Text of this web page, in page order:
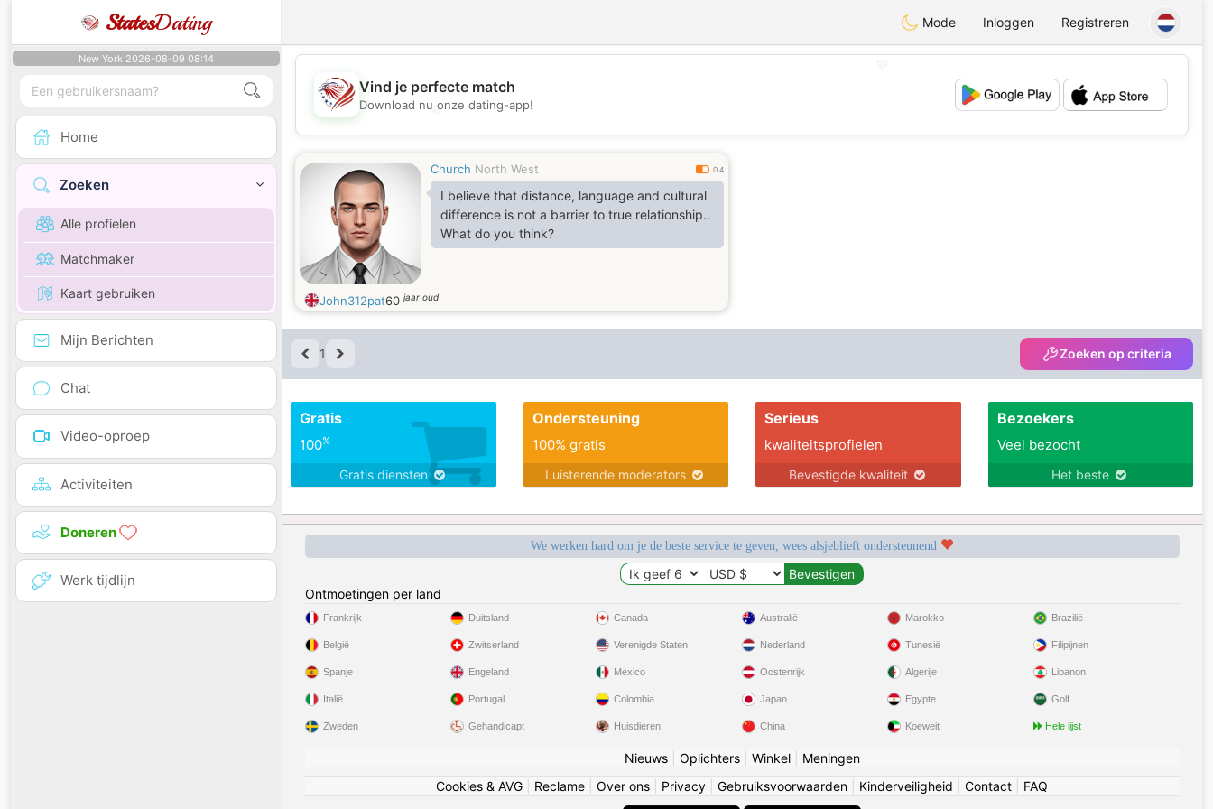
StatesDating Mode Inloggen Registreren
New York 2026-08-09 08:14
Home
Zoeken
Alle profielen
Matchmaker
Kaart gebruiken
Mijn Berichten
Chat
Video-oproep
Activiteiten
Doneren
Werk tijdlijn
💖
💕
Vind je perfecte match
Download nu onze dating-app!
Church North West 0.4
I believe that distance, language and cultural
difference is not a barrier to true relationship..
What do you think?
John312pat60jaar oud
1 Zoeken op criteria
Gratis
100%
Gratis diensten
Ondersteuning
100% gratis
Luisterende moderators
Serieus
kwaliteitsprofielen
Bevestigde kwaliteit
Bezoekers
Veel bezocht
Het beste
We werken hard om je de beste service te geven, wees alsjeblieft ondersteunend
Ontmoetingen per land
Frankrijk
België
Spanje
Italië
Zweden
Duitsland
Zwitserland
Engeland
Portugal
Gehandicapt
Canada
Verenigde Staten
Mexico
Colombia
Huisdieren
Australië
Nederland
Oostenrijk
Japan
China
Marokko
Tunesië
Algerije
Egypte
Koeweit
Brazilië
Filipijnen
Libanon
Golf
Hele lijst
Nieuws| Oplichters| Winkel| Meningen
Cookies & AVG
Reclame Over ons Privacy Gebruiksvoorwaarden Kinderveiligheid Contact FAQ